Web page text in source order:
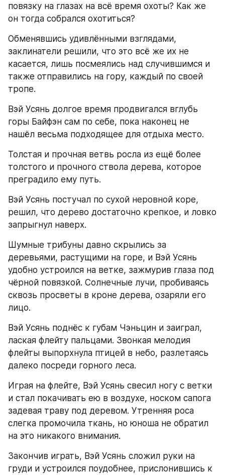
повязку на глазах на всё время охоты? Как же
он тогда собрался охотиться?
Обменявшись удивлёнными взглядами,
заклинатели решили, что это всё же их не
касается, лишь посмеялись над случившимся и
также отправились на гору, каждый по своей
тропе.
Вэй Усянь долгое время продвигался вглубь
горы Байфэн сам по себе, пока наконец не
нашёл весьма подходящее для отдыха место.
Толстая и прочная ветвь росла из ещё более
толстого и прочного ствола дерева, которое
преградило ему путь.
Вэй Усянь постучал по сухой неровной коре,
решил, что дерево достаточно крепкое, и ловко
запрыгнул наверх.
Шумные трибуны давно скрылись за
деревьями, растущими на горе, и Вэй Усянь
удобно устроился на ветке, зажмурив глаза под
чёрной повязкой. Солнечные лучи, пробиваясь
сквозь просветы в кроне дерева, озаряли его
лицо.
Вэй Усянь поднёс к губам Чэньцин и заиграл,
лаская флейту пальцами. Звонкая мелодия
флейты выпорхнула птицей в небо, разлетаясь
далеко посреди горного леса.
Играя на флейте, Вэй Усянь свесил ногу с ветки
и стал покачивать ею в воздухе, носком сапога
задевая траву под деревом. Утренняя роса
слегка промочила ткань, но юноша не обратил
на это никакого внимания.
Закончив играть, Вэй Усянь сложил руки на
груди и устроился поудобнее, прислонившись к